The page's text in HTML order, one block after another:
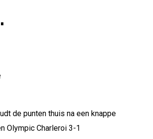
de punten thuis na een knappe
Olympic Charleroi 3-1